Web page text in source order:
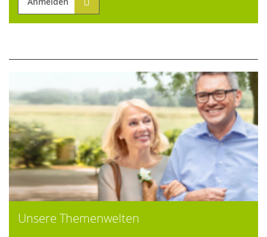
Unsere Themenwelten